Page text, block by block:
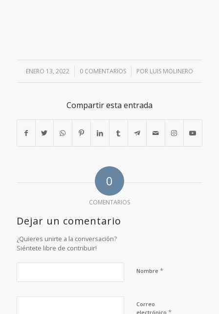
ENERO 13, 2022
/ 0 COMENTARIOS
/ POR LUIS MOLINERO
Compartir esta entrada
0
COMENTARIOS
Dejar un comentario
¿Quieres unirte a la conversación?
Siéntete libre de contribuir!
Nombre *
Correo
electrónico *